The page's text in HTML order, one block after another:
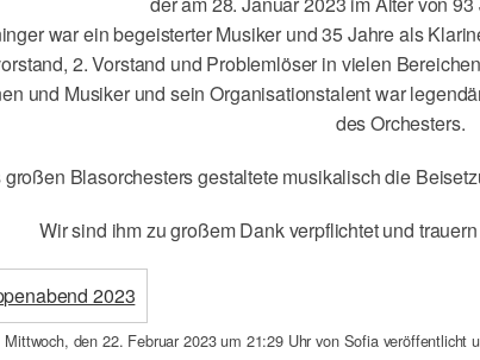
war ein begeisterter Musiker und 35 Jahre als
2. Vorstand und Problemlöser in vielen
und Musiker und sein Organisationstalent war
des Orchesters.
Blasorchesters gestaltete musikalisch die
Wir sind ihm zu großem Dank verpflichtet und
2023
Mittwoch, den 22. Februar 2023um 21:29 Uhr von Sofia veröffentlicht